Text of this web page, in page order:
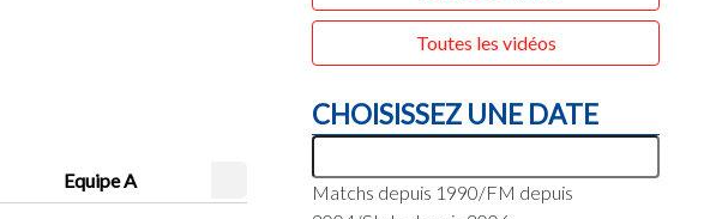
Equipe A
Toutes les vidéos
CHOISISSEZ UNE DATE
Matchs depuis 1990/FM depuis